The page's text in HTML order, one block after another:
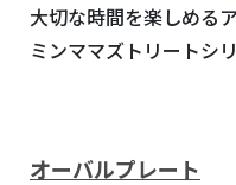
大切な時間を楽しめる
ミンママズトリートシリ
オーバルプレート